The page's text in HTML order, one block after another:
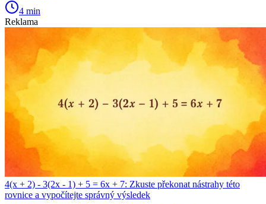
4 min
Reklama
4(x + 2) - 3(2x - 1) + 5 = 6x + 7: Zkuste překonat nástrahy této
rovnice a vypočítejte správný výsledek